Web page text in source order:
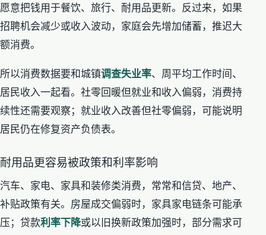
愿意把钱用于餐饮、旅行、耐用品更新。反过来，如果
招聘机会减少或收入波动，家庭会先增加储蓄，推迟大
额消费。
所以消费数据要和城镇调查失业率、周平均工作时间、
居民收入一起看。社零回暖但就业和收入偏弱，消费持
续性还需要观察；就业收入改善但社零偏弱，可能说明
居民仍在修复资产负债表。
耐用品更容易被政策和利率影响
汽车、家电、家具和装修类消费，常常和信贷、地产、
补贴政策有关。房屋成交偏弱时，家具家电链条可能承
压；贷款利率下降或以旧换新政策加强时，部分需求可